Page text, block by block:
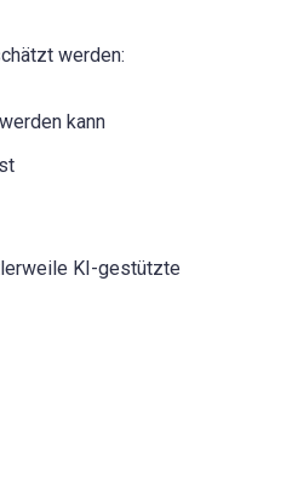
werden:
kann
KI-gestützte